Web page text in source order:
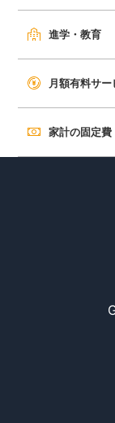
進学・教育
月額有料サー
家計の固定費